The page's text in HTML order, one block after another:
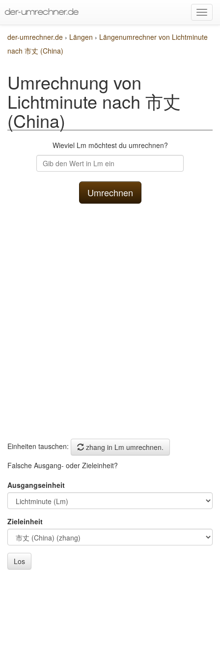
der-umrechner.de › Längen › Längenumrechner von Lichtminute
nach 市丈 (China)
Umrechnung von
Lichtminute nach 市丈
(China)
Wieviel Lm möchtest du umrechnen?
Einheiten tauschen:
zhang in Lm umrechnen.
Falsche Ausgang- oder Zieleinheit?
Ausgangseinheit
Zieleinheit
Los